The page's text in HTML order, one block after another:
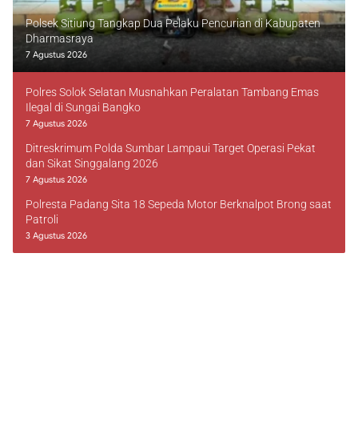
Polsek Sitiung Tangkap Dua Pelaku Pencurian di Kabupaten
Dharmasraya
7 Agustus 2026
Polres Solok Selatan Musnahkan Peralatan Tambang Emas
Ilegal di Sungai Bangko
7 Agustus 2026
Ditreskrimum Polda Sumbar Lampaui Target Operasi Pekat
dan Sikat Singgalang 2026
7 Agustus 2026
Polresta Padang Sita 18 Sepeda Motor Berknalpot Brong saat
Patroli
3 Agustus 2026